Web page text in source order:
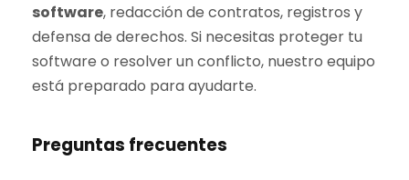
software, redacción de contratos, registros y
defensa de derechos. Si necesitas proteger tu
software o resolver un conflicto, nuestro equipo
está preparado para ayudarte.
Preguntas frecuentes